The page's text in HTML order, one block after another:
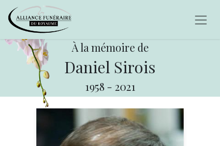
À la mémoire de
Daniel Sirois
1958 - 2021